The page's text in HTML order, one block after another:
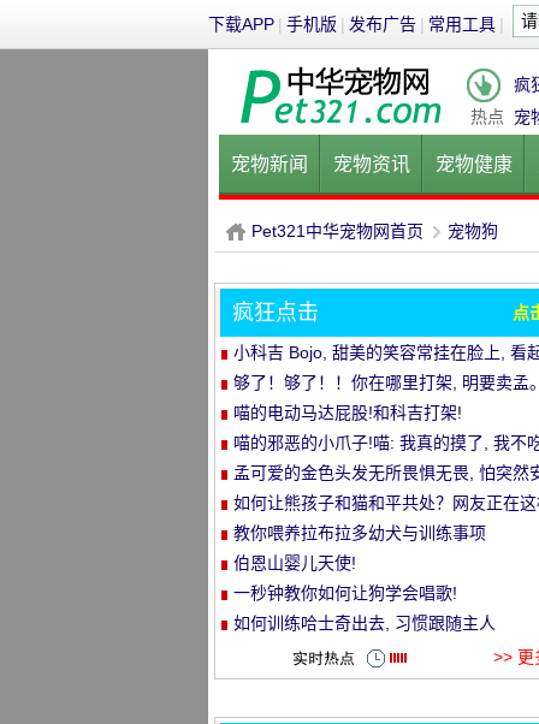
下载APP | 手机版 | 发布广告 | 常用工具 |
热点
疯
宠
宠物新闻 宠物资讯 宠物健康
健康饮食 宠物美容 宠物医院
P
et
Pet321中华宠物网首页
›
宠物狗
疯狂点击 点
小科吉 Bojo, 甜美的笑容常挂在脸上, 看
来每天都是超级快乐!爱笑的小短腿, 太治
够了！够了！！你在哪里打架, 明要卖孟
喵的电动马达屁股!和科吉打架!
喵的邪恶的小爪子!喵: 我真的摸了, 我不
孟可爱的金色头发无所畏惧无畏, 怕突然
静的空气
如何让熊孩子和猫和平共处？网友正在
做..。婴孩必须被充电送..。
教你喂养拉布拉多幼犬与训练事项
伯恩山婴儿天使!
一秒钟教你如何让狗学会唱歌!
如何训练哈士奇出去, 习惯跟随主人
>> 更